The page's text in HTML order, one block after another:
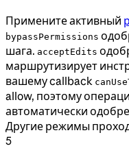
Примените активный
bypassPermissions
шага. acceptEdits
маршрутизирует
вашему callback
allow, поэтому
автоматически
Другие режимы
5